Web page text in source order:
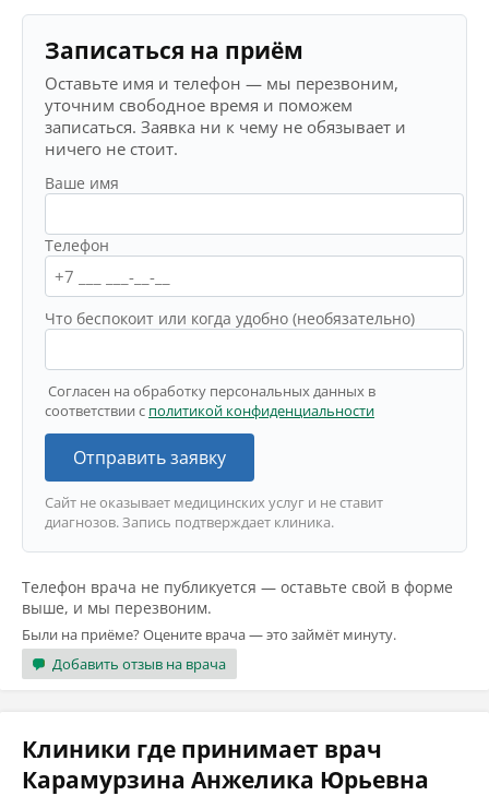
Записаться на приём
Оставьте имя и телефон — мы перезвоним,
уточним свободное время и поможем
записаться. Заявка ни к чему не обязывает и
ничего не стоит.
Ваше имя
Телефон
Что беспокоит или когда удобно (необязательно)
Согласен на обработку персональных данных в
соответствии с политикой конфиденциальности
Отправить заявку
Сайт не оказывает медицинских услуг и не ставит
диагнозов. Запись подтверждает клиника.
Телефон врача не публикуется — оставьте свой в форме
выше, и мы перезвоним.
Были на приёме? Оцените врача — это займёт минуту.
Добавить отзыв на врача
Клиники где принимает врач
Карамурзина Анжелика Юрьевна